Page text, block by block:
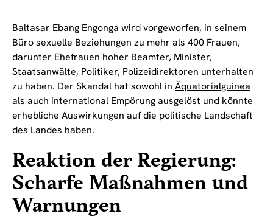
Baltasar Ebang Engonga wird vorgeworfen, in seinem
Büro sexuelle Beziehungen zu mehr als 400 Frauen,
darunter Ehefrauen hoher Beamter, Minister,
Staatsanwälte, Politiker, Polizeidirektoren unterhalten
zu haben. Der Skandal hat sowohl in Äquatorialguinea
als auch international Empörung ausgelöst und könnte
erhebliche Auswirkungen auf die politische Landschaft
des Landes haben.
Reaktion der Regierung:
Scharfe Maßnahmen und
Warnungen